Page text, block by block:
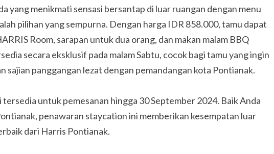
yang menikmati sensasi bersantap di luar ruangan dengan menu
pilihan yang sempurna. Dengan harga IDR 858.000, tamu dapat
Room, sarapan untuk dua orang, dan makan malam BBQ
secara eksklusif pada malam Sabtu, cocok bagi tamu yang ingin
sajian panggangan lezat dengan pemandangan kota Pontianak.
untuk pemesanan hingga 30 September 2024. Baik Anda
penawaran staycation ini memberikan kesempatan luar
dari Harris Pontianak.